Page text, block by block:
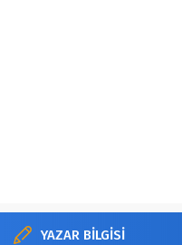
YAZAR BİLGİSİ